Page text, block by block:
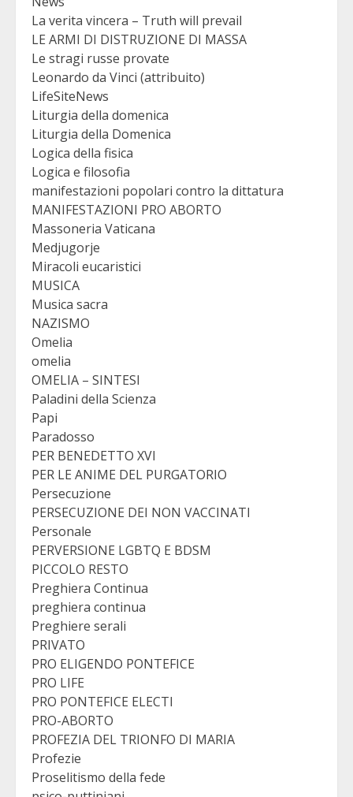
La verita vincera – Truth will prevail
LE ARMI DI DISTRUZIONE DI MASSA
Le stragi russe provate
Leonardo da Vinci (attribuito)
LifeSiteNews
Liturgia della domenica
Liturgia della Domenica
Logica della fisica
Logica e filosofia
manifestazioni popolari contro la dittatura
MANIFESTAZIONI PRO ABORTO
Massoneria Vaticana
Medjugorje
Miracoli eucaristici
MUSICA
Musica sacra
NAZISMO
Omelia
omelia
OMELIA – SINTESI
Paladini della Scienza
Papi
Paradosso
PER BENEDETTO XVI
PER LE ANIME DEL PURGATORIO
Persecuzione
PERSECUZIONE DEI NON VACCINATI
Personale
PERVERSIONE LGBTQ E BDSM
PICCOLO RESTO
Preghiera Continua
preghiera continua
Preghiere serali
PRIVATO
PRO ELIGENDO PONTEFICE
PRO LIFE
PRO PONTEFICE ELECTI
PRO-ABORTO
PROFEZIA DEL TRIONFO DI MARIA
Profezie
Proselitismo della fede